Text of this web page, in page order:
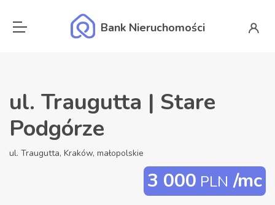
Bank Nieruchomości
ul. Traugutta | Stare
Podgórze
ul. Traugutta, Kraków, małopolskie
3 000 PLN /mc